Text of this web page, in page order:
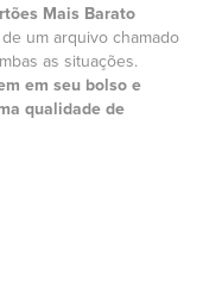
Mais Barato
um arquivo chamado
as situações.
em seu bolso e
qualidade de